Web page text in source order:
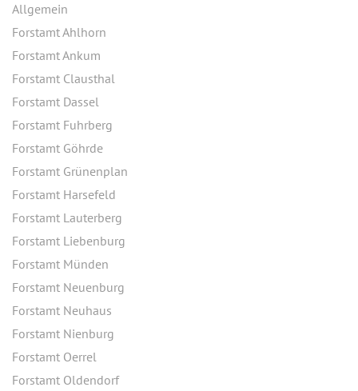
Allgemein
Forstamt Ahlhorn
Forstamt Ankum
Forstamt Clausthal
Forstamt Dassel
Forstamt Fuhrberg
Forstamt Göhrde
Forstamt Grünenplan
Forstamt Harsefeld
Forstamt Lauterberg
Forstamt Liebenburg
Forstamt Münden
Forstamt Neuenburg
Forstamt Neuhaus
Forstamt Nienburg
Forstamt Oerrel
Forstamt Oldendorf